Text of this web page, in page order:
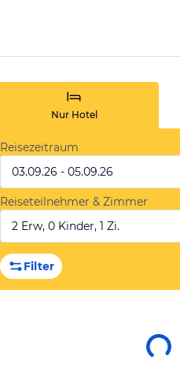
Nur Hotel
Reisezeitraum
03.09.26 - 05.09.26
Reiseteilnehmer & Zimmer
2 Erw, 0 Kinder, 1 Zi.
Filter